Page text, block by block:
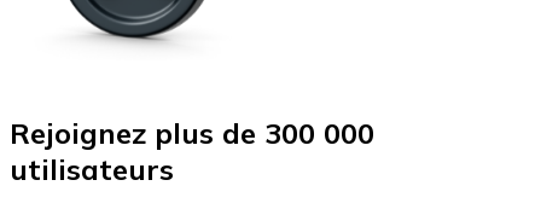
Rejoignez plus de 300 000
utilisateurs